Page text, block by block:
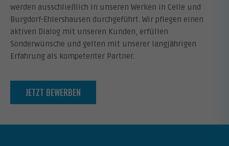
werden ausschließlich in unseren Werken in Celle und
Burgdorf-Ehlershausen durchgeführt. Wir pflegen einen
aktiven Dialog mit unseren Kunden, erfüllen
Sonderwünsche und gelten mit unserer langjährigen
Erfahrung als kompetenter Partner.
JETZT BEWERBEN